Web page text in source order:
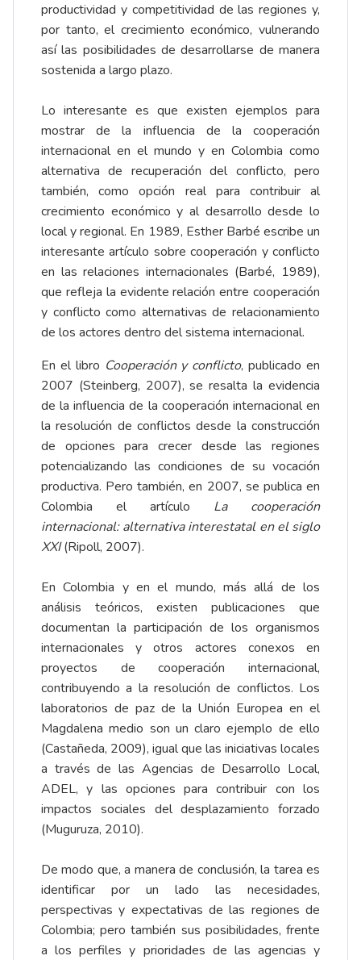
productividad y competitividad de las regiones y,
por tanto, el crecimiento económico, vulnerando
así las posibilidades de desarrollarse de manera
sostenida a largo plazo.
Lo interesante es que existen ejemplos para
mostrar de la influencia de la cooperación
internacional en el mundo y en Colombia como
alternativa de recuperación del conflicto, pero
también, como opción real para contribuir al
crecimiento económico y al desarrollo desde lo
local y regional. En 1989, Esther Barbé escribe un
interesante artículo sobre cooperación y conflicto
en las relaciones internacionales (Barbé, 1989),
que refleja la evidente relación entre cooperación
y conflicto como alternativas de relacionamiento
de los actores dentro del sistema internacional.
En el libro Cooperación y conflicto, publicado en
2007 (Steinberg, 2007), se resalta la evidencia
de la influencia de la cooperación internacional en
la resolución de conflictos desde la construcción
de opciones para crecer desde las regiones
potencializando las condiciones de su vocación
productiva. Pero también, en 2007, se publica en
Colombia el artículo La cooperación
internacional: alternativa interestatal en el siglo
XXI(Ripoll, 2007).
En Colombia y en el mundo, más allá de los
análisis teóricos, existen publicaciones que
documentan la participación de los organismos
internacionales y otros actores conexos en
proyectos de cooperación internacional,
contribuyendo a la resolución de conflictos. Los
laboratorios de paz de la Unión Europea en el
Magdalena medio son un claro ejemplo de ello
(Castañeda, 2009), igual que las iniciativas locales
a través de las Agencias de Desarrollo Local,
ADEL, y las opciones para contribuir con los
impactos sociales del desplazamiento forzado
(Muguruza, 2010).
De modo que, a manera de conclusión, la tarea es
identificar por un lado las necesidades,
perspectivas y expectativas de las regiones de
Colombia; pero también sus posibilidades, frente
a los perfiles y prioridades de las agencias y